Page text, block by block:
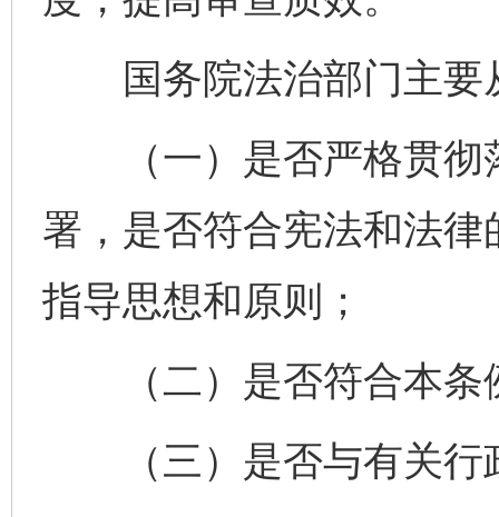
国务院法治部门主要
（一）是否严格贯彻
署，是否符合宪法和法
指导思想和原则；
（二）是否符合本条
（三）是否与有关行